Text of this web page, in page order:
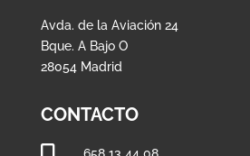
Avda. de la Aviación 24
Bque. A Bajo O
28054 Madrid
CONTACTO
658 13 44 08